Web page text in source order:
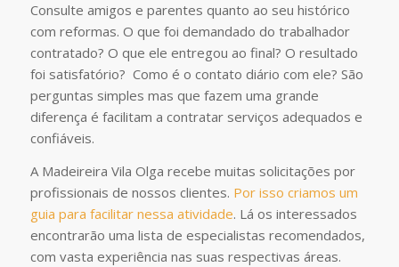
Consulte amigos e parentes quanto ao seu histórico
com reformas. O que foi demandado do trabalhador
contratado? O que ele entregou ao final? O resultado
foi satisfatório? Como é o contato diário com ele? São
perguntas simples mas que fazem uma grande
diferença é facilitam a contratar serviços adequados e
confiáveis.
A Madeireira Vila Olga recebe muitas solicitações por
profissionais de nossos clientes. Por isso criamos um
guia para facilitar nessa atividade. Lá os interessados
encontrarão uma lista de especialistas recomendados,
com vasta experiência nas suas respectivas áreas.